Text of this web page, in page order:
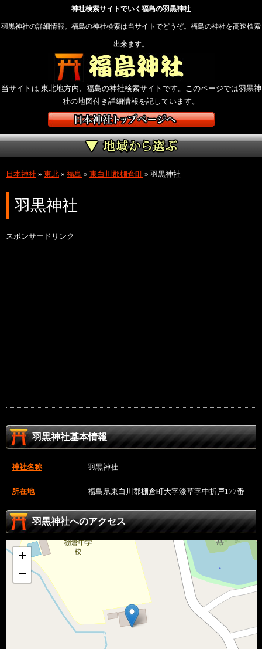
神社検索サイトでいく福島の羽黒神社
羽黒神社の詳細情報。福島の神社検索は当サイトでどうぞ。福島の神社を高速検索
出来ます。
当サイトは 東北地方内、福島の神社検索サイトです。このページでは羽黒神
社の地図付き詳細情報を記しています。
日本神社 » 東北 » 福島 » 東白川郡棚倉町 » 羽黒神社
羽黒神社
スポンサードリンク
羽黒神社基本情報
神社名称 羽黒神社
所在地 福島県東白川郡棚倉町大字漆草字中折戸177番
羽黒神社へのアクセス
+
−